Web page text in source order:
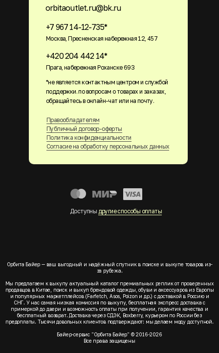
+7 967 14-12-735*
Москва, Пресненская набережная 12, 457
+420 204 442 14*
Прага, набережная Роханске 693
orbitaoutlet.ru@bk.ru
Правообладателям
Публичный договор-оферты
Политика конфиденциальности
Согласие на обработку персональных данных
Доступны другие способы оплаты
*не является контактным центром и службой
поддержки. по вопросам о товарах и заказах,
обращайтесь в онлайн-чат или на почту.
Орбита Байер — ваш выгодный и надёжный спутник в поиске и выкупе товаров из-
за рубежа.
Мы предлагаем к выкупу актуальный каталог премиальных реплик от проверенных
продавцов в Китае, поиск и выкуп брендовой одежды, обуви и аксессуаров из Европы
и популярных маркетплейсов (Farfetch, Asos, Poizon и др.) с доставкой в Россию и
СНГ. У нас самая низкая комиссия по выкупу, бесплатная экспресс доставка с
примеркой до двери и возможность оплаты при получении, гарантия качества и
бесплатный возврат. Доставка через СДЭК, Boxberry, курьером по России без
предоплаты. Тысячи довольных клиентов подтверждают: мы делаем моду доступной.
Байер-сервис "Орбита Байер" © 2016-2026
Все права защищены